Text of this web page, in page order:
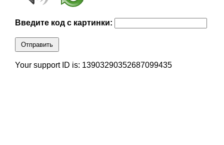
Введите код с картинки:
Отправить
Your support ID is: 13903290352687099435